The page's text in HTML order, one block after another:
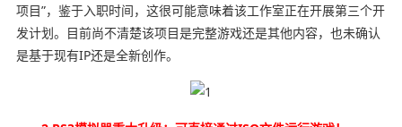
项目”，鉴于入职时间，这很可能意味着该工作室正在开展第三个开
发计划。目前尚不清楚该项目是完整游戏还是其他内容，也未确认
是基于现有IP还是全新创作。